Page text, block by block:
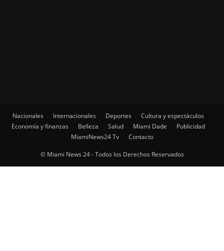
Nacionales Internacionales Deportes
Cultura y espectáculos
Economía y finanzas
Belleza Salud Miami Dade
Publicidad
MiamiNews24 Tv
Contacto
© Miami News 24 - Todos los Derechos Reservados